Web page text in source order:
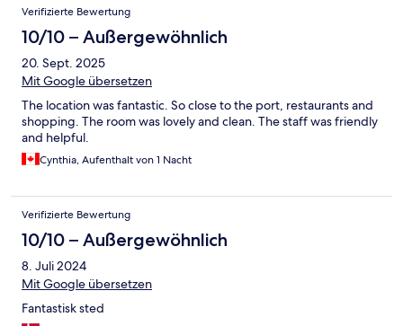
Verifizierte Bewertung
10/10 – Außergewöhnlich
20. Sept. 2025
Mit Google übersetzen
The location was fantastic. So close to the port, restaurants and
shopping. The room was lovely and clean. The staff was friendly
and helpful.
Cynthia, Aufenthalt von 1 Nacht
Verifizierte Bewertung
10/10 – Außergewöhnlich
8. Juli 2024
Mit Google übersetzen
Fantastisk sted